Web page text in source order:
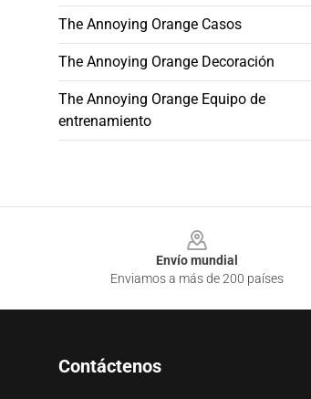
The Annoying Orange Casos
The Annoying Orange Decoración
The Annoying Orange Equipo de
entrenamiento
Envío mundial
Enviamos a más de 200 países
Contáctenos